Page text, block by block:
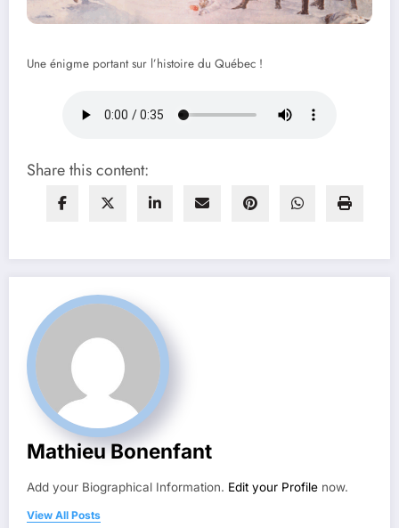
Une énigme portant sur l’histoire du Québec !
Share this content:
Mathieu Bonenfant
Add your Biographical Information. Edit your Profile now.
View All Posts